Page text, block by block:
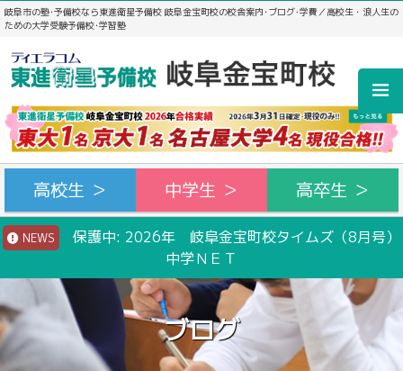
岐阜市の塾･予備校なら東進衛星予備校 岐阜金宝町校の校舎案内･ブログ･学費／高校生・浪人生の
ための大学受験予備校･学習塾
高校生 ＞ 中学生 ＞ 高卒生 ＞
NEWS
保護中: 2026年 岐阜金宝町校タイムズ（8月号）
中学ＮＥＴ
ブログ